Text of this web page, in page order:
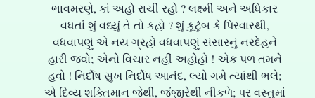
ભાવમરણે, કાં અહો રાચી રહો ? લક્ષ્મી અને અધિકાર
વધતાં શું વધ્યું તે તો કહો ? શું કુટુંબ કે પિરવારથી,
વધવાપણું એ નય ગ્રહો વધવાપણું સંસારનું નરદેહને
હારી જવો; એનો વિચાર નહીં અહોહો ! એક પળ તમને
હવો ! નિર્દોષ સુખ નિર્દોષ આનંદ, લ્યો ગમે ત્યાંથી ભલે;
એ દિવ્ય શક્તિમાન જેથી, જંજીરેથી નીકળે; પર વસ્તુમાં